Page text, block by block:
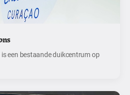
een bestaande duikcentrum op